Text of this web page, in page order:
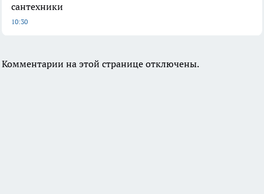
сантехники
10:30
Комментарии на этой странице отключены.